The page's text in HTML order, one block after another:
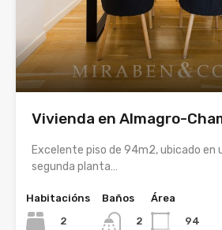
Vivienda en Almagro-
Excelente piso de 94m2, ubicado en
segunda planta…
Habitacións
2
Baños
2
Área
94